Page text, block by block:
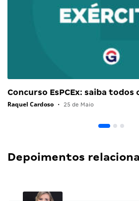
Concurso EsPCEx: saiba todos
Raquel Cardoso • 25 de Maio
Depoimentos